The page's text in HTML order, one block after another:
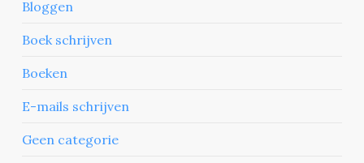
Bloggen
Boek schrijven
Boeken
E-mails schrijven
Geen categorie